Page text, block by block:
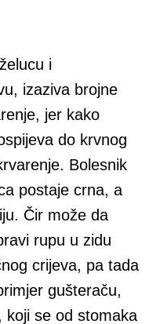
i
izaziva brojne
jer kako
do krvnog
Bolesnik
postaje crna, a
Čir može da
rupu u zidu
crijeva, pa tada
gušteraču,
koji se od stomaka